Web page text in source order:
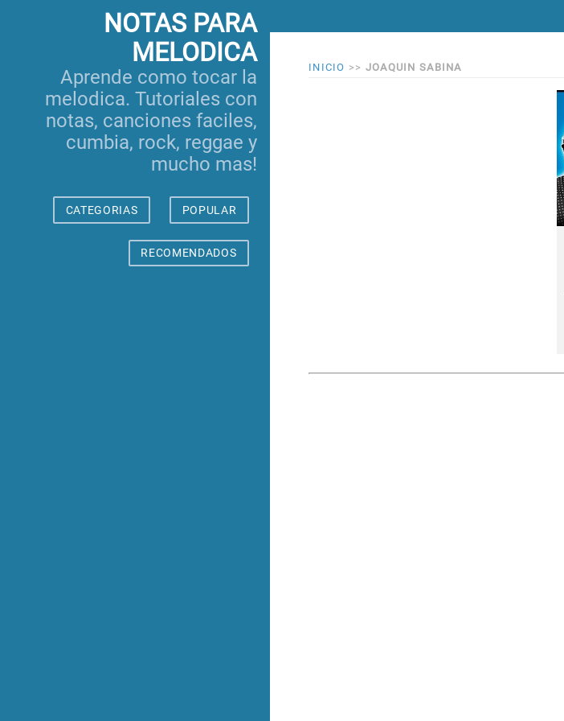
NOTAS PARA
MELODICA
Aprende como tocar la
melodica. Tutoriales con
notas, canciones faciles,
cumbia, rock, reggae y
mucho mas!
CATEGORIAS POPULAR
RECOMENDADOS
INICIO >> JOAQUIN SABINA